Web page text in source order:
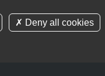
Deny all cookies